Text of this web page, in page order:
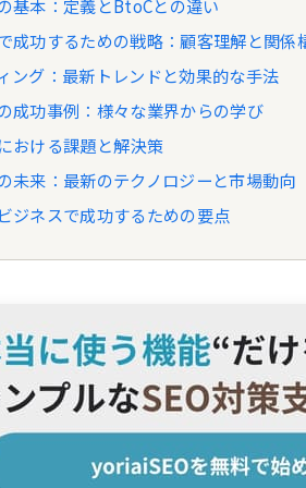
基本：定義とBtoCとの違い
成功するための戦略：顧客理解と関係
ング：最新トレンドと効果的な手法
成功事例：様々な業界からの学び
おける課題と解決策
未来：最新のテクノロジーと市場動向
ジネスで成功するための要点